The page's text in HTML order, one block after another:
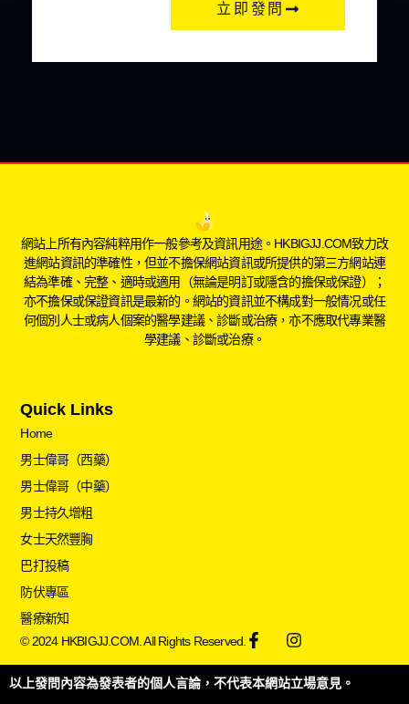
立即發問
網站上所有內容純粹用作一般參考及資訊用途。HKBIGJJ.COM致力改
進網站資訊的準確性，但並不擔保網站資訊或所提供的第三方網站連
結為準確、完整、適時或適用（無論是明訂或隱含的擔保或保證）；
亦不擔保或保證資訊是最新的。網站的資訊並不構成對一般情况或任
何個別人士或病人個案的醫學建議、診斷或治療，亦不應取代專業醫
學建議、診斷或治療。
Quick Links
Home
男士偉哥（西藥）
男士偉哥（中藥）
男士持久增粗
女士天然豐胸
巴打投稿
防伏專區
醫療新知
© 2024 HKBIGJJ.COM. All Rights Reserved.
以上發問內容為發表者的個人言論，不代表本網站立場意見。